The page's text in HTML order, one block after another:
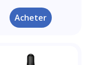
Acheter